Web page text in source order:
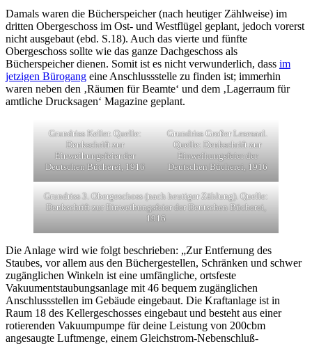
Damals waren die Bücherspeicher (nach heutiger Zählweise) im
dritten Obergeschoss im Ost- und Westflügel geplant, jedoch vorerst
nicht ausgebaut (ebd. S.18). Auch das vierte und fünfte
Obergeschoss sollte wie das ganze Dachgeschoss als
Bücherspeicher dienen. Somit ist es nicht verwunderlich, dass im
jetzigen Bürogang eine Anschlussstelle zu finden ist; immerhin
waren neben den ‚Räumen für Beamte‘ und dem ‚Lagerraum für
amtliche Drucksagen‘ Magazine geplant.
Grundriss Keller. Quelle:
Denkschrift zur
Einweihungsfeier der
Deutschen Bücherei, 1916
Grundriss Großer Lesesaal.
Quelle: Denkschrift zur
Einweihungsfeier der
Deutschen Bücherei, 1916
Grundriss 3. Obergeschoss (nach heutiger Zählung). Quelle:
Denkschrift zur Einweihungsfeier der Deutschen Bücherei,
1916
Die Anlage wird wie folgt beschrieben: „Zur Entfernung des
Staubes, vor allem aus den Büchergestellen, Schränken und schwer
zugänglichen Winkeln ist eine umfängliche, ortsfeste
Vakuumentstaubungsanlage mit 46 bequem zugänglichen
Anschlussstellen im Gebäude eingebaut. Die Kraftanlage ist in
Raum 18 des Kellergeschosses eingebaut und besteht aus einer
rotierenden Vakuumpumpe für deine Leistung von 200cbm
angesaugte Luftmenge, einem Gleichstrom-Nebenschluß-